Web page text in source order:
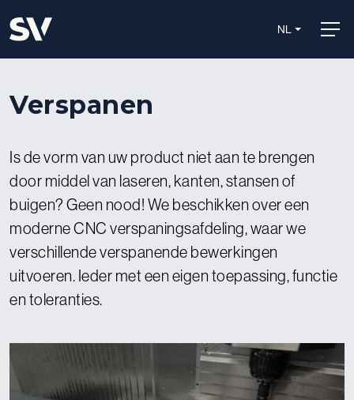
NL
Verspanen
Is de vorm van uw product niet aan te brengen
door middel van laseren, kanten, stansen of
buigen? Geen nood! We beschikken over een
moderne CNC verspaningsafdeling, waar we
verschillende verspanende bewerkingen
uitvoeren. Ieder met een eigen toepassing, functie
en toleranties.